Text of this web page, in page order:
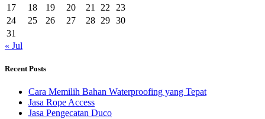
17
18 19 20 21 22
23
24
25 26 27 28 29 30
31
« Jul
Recent Posts
Cara Memilih Bahan Waterproofing yang Tepat
Jasa Rope Access
Jasa Pengecatan Duco